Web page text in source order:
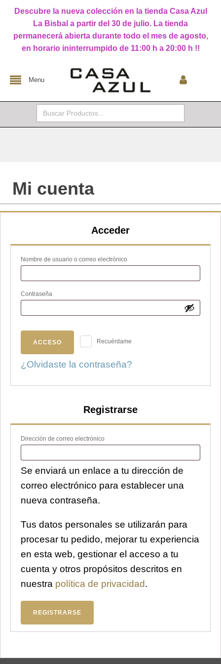
Descubre la nueva colección en la tienda Casa Azul
La Bisbal a partir del 30 de julio. La tienda
permanecerá abierta durante todo el mes de agosto,
en horario ininterrumpido de 11:00 h a 20:00 h !!
Menu
Buscar:
Mi cuenta
Acceder
Nombre de usuario o correo electrónico
Contraseña
Recuérdame
ACCESO
¿Olvidaste la contraseña?
Registrarse
Dirección de correo electrónico
Se enviará un enlace a tu dirección de
correo electrónico para establecer una
nueva contraseña.
Tus datos personales se utilizarán para
procesar tu pedido, mejorar tu experiencia
en esta web, gestionar el acceso a tu
cuenta y otros propósitos descritos en
nuestra política de privacidad.
REGISTRARSE